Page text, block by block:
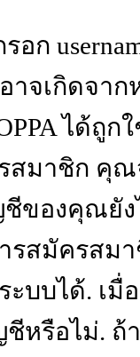
ก
จเกิดจาก
ได้ถู
มาชิก คุ
ของคุณยั
สมัครสมา
ะบบได้. เ
หรือไม่.